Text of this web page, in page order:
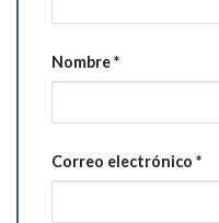
Nombre*
Correo electrónico *